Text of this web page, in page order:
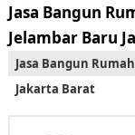
Jasa Bangun
Jelambar Baru
Jasa Bangun
Jakarta Barat